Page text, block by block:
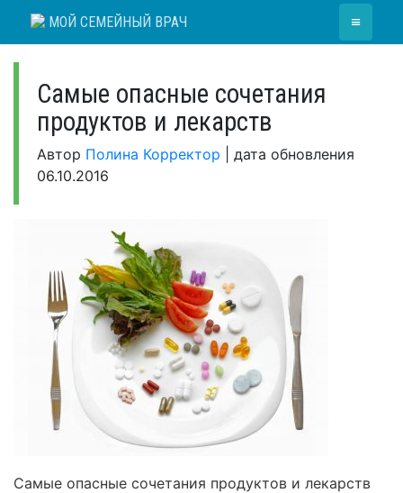
МОЙ СЕМЕЙНЫЙ ВРАЧ ≡
Самые опасные сочетания
продуктов и лекарств
Автор Полина Корректор
дата обновления
06.10.2016
Самые опасные сочетания продуктов и лекарств